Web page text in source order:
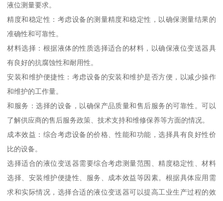
液位测量要求。
精度和稳定性：考虑设备的测量精度和稳定性，以确保测量结果的
准确性和可靠性。
材料选择：根据液体的性质选择适合的材料，以确保液位变送器具
有良好的抗腐蚀性和耐用性。
安装和维护便捷性：考虑设备的安装和维护是否方便，以减少操作
和维护的工作量。
和服务：选择的设备，以确保产品质量和售后服务的可靠性。可以
了解供应商的售后服务政策、技术支持和维修保养等方面的情况。
成本效益：综合考虑设备的价格、性能和功能，选择具有良好性价
比的设备。
选择适合的液位变送器需要综合考虑测量范围、精度稳定性、材料
选择、安装维护便捷性、服务、成本效益等因素。根据具体应用需
求和实际情况，选择合适的液位变送器可以提高工业生产过程的效